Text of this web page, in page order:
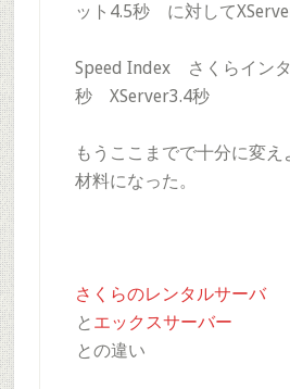
ット4.5秒 に対して
Speed Index さくらイン
秒 XServer3.4秒
もうここまでで十分に変
材料になった。
さくらのレンタルサーバ
と エックスサーバー
との違い